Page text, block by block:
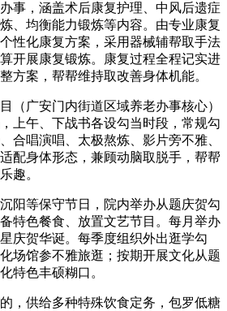
，涵盖术后康复护理、中风后遗症
、均衡能力锻炼等内容。由专业康复
性化康复方案，采用器械辅帮取手法
开展康复锻炼。康复过程全程记实进
方案，帮帮维持取改善身体机能。
广安门内街道区域养老办事核心）
上午、下战书各设勾当时段，常规勾
合唱演唱、太极熬炼、影片旁不雅、
配身体形态，兼顾动脑取脱手，帮帮
趣。
等保守节日，院内举办从题庆贺勾
特色餐食、放置文艺节目。每月举办
庆贺华诞。每季度组织外出逛学勾
场馆参不雅旅逛；按期开展文化从题
特色丰硕糊口。
供给多种特殊饮食定务，包罗低糖